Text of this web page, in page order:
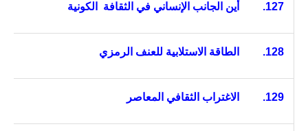
127. أين الجانب الإنساني في الثقافة الكونية
128. الطاقة الاستلابية للعنف الرمزي
129. الاغتراب الثقافي المعاصر